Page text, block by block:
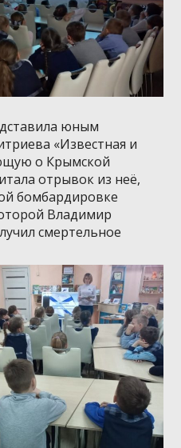
юным
«Известная и
о Крымской
отрывок из неё,
бомбардировке
Владимир
смертельное